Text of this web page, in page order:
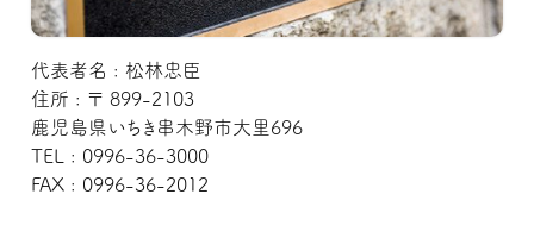
代表者名 : 松林忠臣
住所 : 〒 899-2103
鹿児島県いちき串木野市大里696
TEL : 0996-36-3000
FAX : 0996-36-2012